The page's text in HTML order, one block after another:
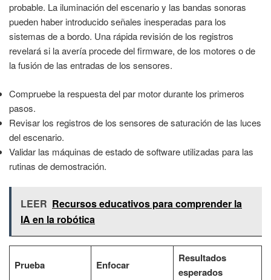
probable. La iluminación del escenario y las bandas sonoras
pueden haber introducido señales inesperadas para los
sistemas de a bordo. Una rápida revisión de los registros
revelará si la avería procede del firmware, de los motores o de
la fusión de las entradas de los sensores.
Compruebe la respuesta del par motor durante los primeros
pasos.
Revisar los registros de los sensores de saturación de las luces
del escenario.
Validar las máquinas de estado de software utilizadas para las
rutinas de demostración.
LEER Recursos educativos para comprender la
IA en la robótica
Prueba Enfocar
Resultados
esperados